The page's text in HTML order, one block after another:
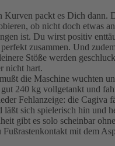
Kurven packt es Dich dann.
ob nicht doch etwas
ist. Du wirst positiv
zusammen. Und
Stöße werden
nicht hart.
die Maschine wuchten
240 kg vollgetankt und
Fehlanzeige: die Cagiva
läßt sich spielerisch hin und
gibt es solo scheinbar
Fußrastenkontakt mit dem